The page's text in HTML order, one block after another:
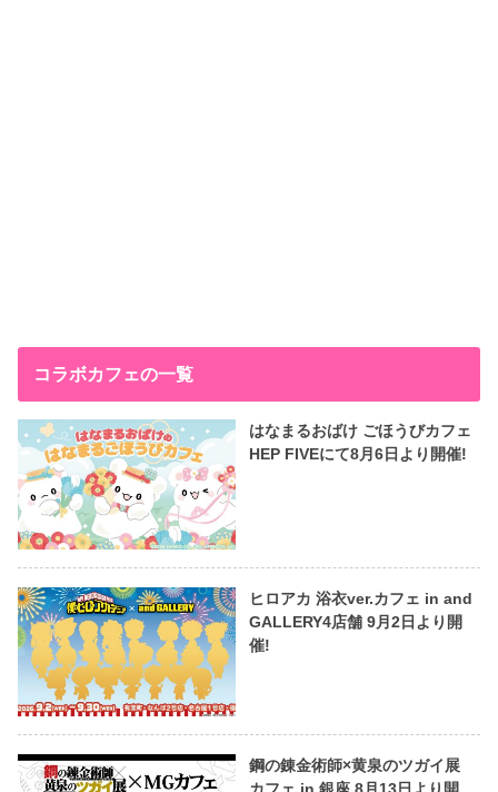
コラボカフェの一覧
はなまるおばけ ごほうびカフェ
HEP FIVEにて8月6日より開催!
ヒロアカ 浴衣ver.カフェ in and
GALLERY4店舗 9月2日より開
催!
鋼の錬金術師×黄泉のツガイ展